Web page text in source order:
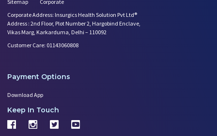
Sitemap
Corporate
Corporate Address: Insurgics Health Solution Pvt Ltd®
Address : 2nd Floor, Plot Number 2, Hargobind Enclave,
Vikas Marg, Karkarduma, Delhi – 110092
Customer Care: 01143060808
Payment Options
Download App
Keep In Touch